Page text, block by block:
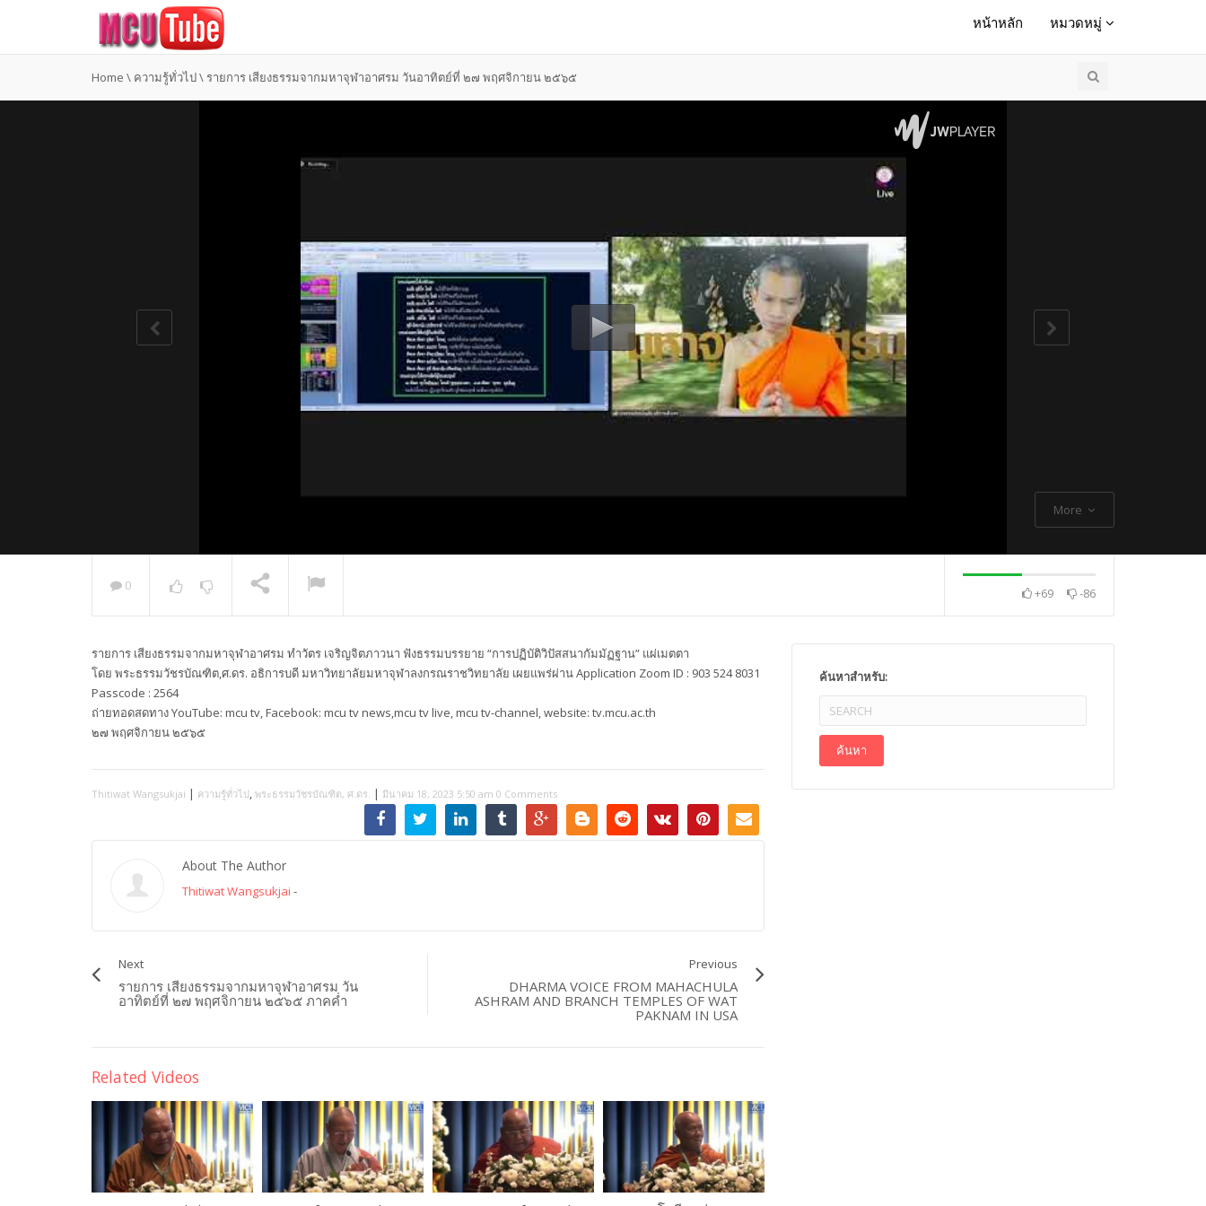
หน้าหลัก หมวดหมู่
Home \ ความรู้ทั่วไป\รายการ เสียงธรรมจากมหาจุฬาอาศรม วันอาทิตย์ที่ ๒๗ พฤศจิกายน ๒๕๖๕
More
NOW PLAYING
กล่าวแสดงความยินดี
ความยินดี
Most Ven Dr. Thch Quang
0 +69 -86
รายการ เสียงธรรมจากมหาจุฬาอาศรม ทำวัตร เจริญจิตภาวนา ฟังธรรมบรรยาย “การปฏิบัติวิปัสสนากัมมัฏฐาน” แผ่เมตตา
โดย พระธรรมวัชรบัณฑิต,ศ.ดร. อธิการบดี มหาวิทยาลัยมหาจุฬาลงกรณราชวิทยาลัย เผยแพร่ผ่าน Application Zoom ID : 903 524 8031
Passcode : 2564
ถ่ายทอดสดทาง YouTube: mcu tv, Facebook: mcu tv news,mcu tv live, mcu tv-channel, website: tv.mcu.ac.th
๒๗ พฤศจิกายน ๒๕๖๕
Thitiwat Wangsukjai | ความรู้ทั่วไป, พระธรรมวัชรบัณฑิต, ศ.ดร. | มีนาคม 18, 2023 5:50 am 0 Comments
About The Author
Thitiwat Wangsukjai -
Next
รายการ เสียงธรรมจากมหาจุฬาอาศรม วัน
อาทิตย์ที่ ๒๗ พฤศจิกายน ๒๕๖๕ ภาคค่ำ
Previous
DHARMA VOICE FROM MAHACHULA
ASHRAM AND BRANCH TEMPLES OF WAT
PAKNAM IN USA
Related Videos
ค้นหาสำหรับ: